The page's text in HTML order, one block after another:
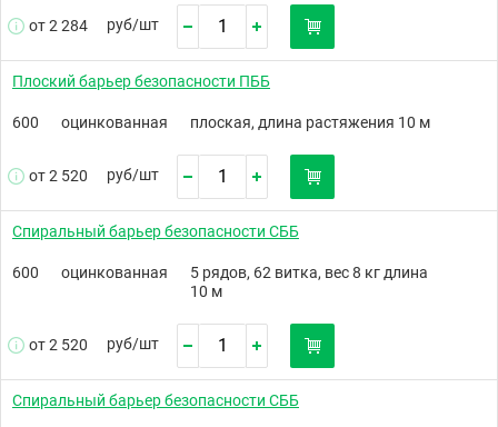
от 2 284 руб/шт
Плоский барьер безопасности ПББ
600 оцинкованная плоская, длина растяжения 10 м
от 2 520 руб/шт
Спиральный барьер безопасности СББ
600 оцинкованная
5 рядов, 62 витка, вес 8 кг длина
10 м
от 2 520 руб/шт
Спиральный барьер безопасности СББ